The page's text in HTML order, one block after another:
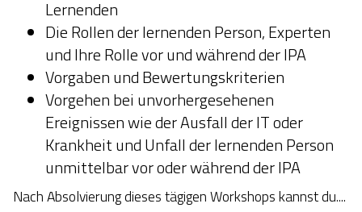
Lernenden
Die Rollen der lernenden Person, Experten
und Ihre Rolle vor und während der IPA
Vorgaben und Bewertungskriterien
Vorgehen bei unvorhergesehenen
Ereignissen wie der Ausfall der IT oder
Krankheit und Unfall der lernenden Person
unmittelbar vor oder während der IPA
Nach Absolvierung dieses tägigen Workshops kannst du....